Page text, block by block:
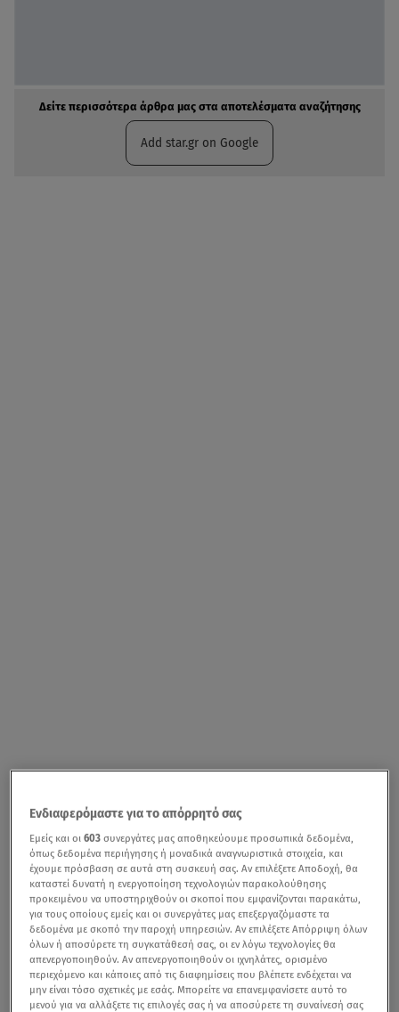
Δείτε περισσότερα άρθρα μας στα αποτελέσματα αναζήτησης
Add star.gr on Google
Ενδιαφερόμαστε για το απόρρητό σας
Εμείς και οι603 συνεργάτες μας αποθηκεύουμε προσωπικά δεδομένα,
όπως δεδομένα περιήγησης ή μοναδικά αναγνωριστικά στοιχεία, και
έχουμε πρόσβαση σε αυτά στη συσκευή σας. Αν επιλέξετε Αποδοχή, θα
καταστεί δυνατή η ενεργοποίηση τεχνολογιών παρακολούθησης
προκειμένου να υποστηριχθούν οι σκοποί που εμφανίζονται παρακάτω,
για τους οποίους εμείς και οι συνεργάτες μας επεξεργαζόμαστε τα
δεδομένα με σκοπό την παροχή υπηρεσιών. Αν επιλέξετε Απόρριψη όλων
όλων ή αποσύρετε τη συγκατάθεσή σας, οι εν λόγω τεχνολογίες θα
απενεργοποιηθούν. Αν απενεργοποιηθούν οι ιχνηλάτες, ορισμένο
περιεχόμενο και κάποιες από τις διαφημίσεις που βλέπετε ενδέχεται να
μην είναι τόσο σχετικές με εσάς. Μπορείτε να επανεμφανίσετε αυτό το
μενού για να αλλάξετε τις επιλογές σας ή να αποσύρετε τη συναίνεσή σας